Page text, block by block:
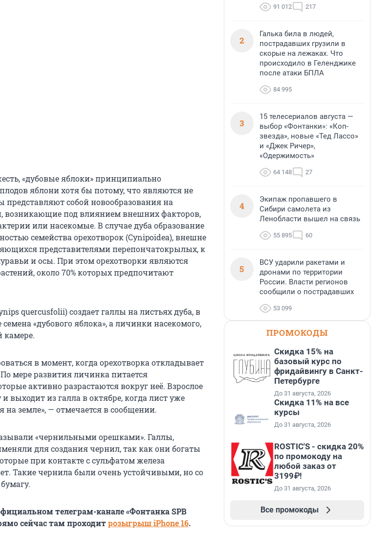
«дубовые яблоки» принципиально
яблони хотя бы потому, что являются не
представляют собой новообразования на
возникающие под влиянием внешних факторов,
или насекомые. В случае дуба образование
семейства орехотворок (Cynipoidea), внешне
представителями перепончатокрылых, к
и осы. При этом орехотворки являются
около 70% которых предпочитают
quercusfolii) создает галлы на листьях дуба, в
«дубового яблока», а личинки насекомого,
камере.
в момент, когда орехотворка откладывает
мере развития личинка питается
активно разрастаются вокруг неё. Взрослое
выходит из галла в октябре, когда лист уже
на земле», — отмечается в сообщении.
«чернильными орешками». Галлы,
для создания чернил, так как они богаты
при контакте с сульфатом железа
Такие чернила были очень устойчивыми, но со
телеграм-канале «Фонтанка SPB
сейчас там проходитрозыгрыш iPhone 16.
91 012 217
2
Галька била в людей,
пострадавших грузили в
скорые на лежаках. Что
происходило в Геленджике
после атаки БПЛА
84 995
3
15 телесериалов августа —
выбор «Фонтанки»: «Коп-
звезда», новые «Тед Лассо»
и «Джек Ричер»,
«Одержимость»
64 148 27
4
Экипаж пропавшего в
Сибири самолета из
Ленобласти вышел на связь
55 895 60
5
ВСУ ударили ракетами и
дронами по территории
России. Власти регионов
сообщили о пострадавших
53 099
ПРОМОКОДЫ
Скидка 15% на
базовый курс по
фридайвингу в Санкт-
Петербурге
До 31 августа, 2026
Скидка 11% на все
курсы
До 31 августа, 2026
ROSTIC'S - скидка 20%
по промокоду на
любой заказ от
3199₽!
До 31 августа, 2026
Все промокоды